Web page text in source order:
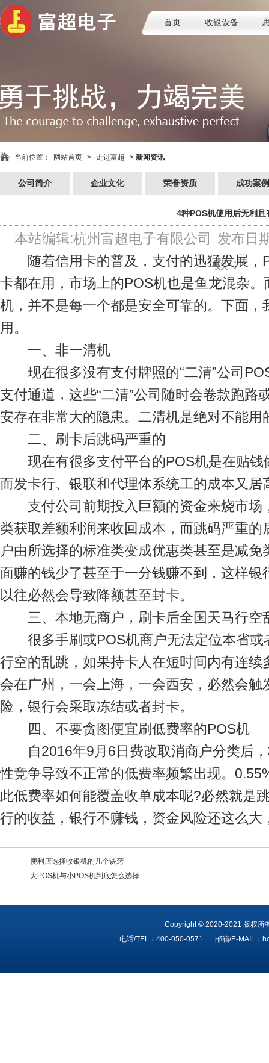
首页 收银设备
当前位置： 网站首页 > 走进富超 > 新闻资讯
公司简介 企业文化 荣誉资质 成功案例
4种POS机使用后无利且
本站编辑:杭州富超电子有限公司
发布日
数：
随着信用卡的普及，支付的迅猛发展，
卡都在用，市场上的POS机也是鱼龙混杂
机，并不是每一个都是安全可靠的。下面
用。
一、非一清机
现在很多没有支付牌照的“二清”公司
支付通道，这些“二清”公司随时会卷款跑路
安存在非常大的隐患。二清机是绝对不能用
二、刷卡后跳码严重的
现在有很多支付平台的POS机是在贴钱
而发卡行、银联和代理体系统工的成本又居
支付公司前期投入巨额的资金来烧市场
类获取差额利润来收回成本，而跳码严重
户由所选择的标准类变成优惠类甚至是减
面赚的钱少了甚至于一分钱赚不到，这样
以往必然会导致降额甚至封卡。
三、本地无商户，刷卡后全国天马行空
很多手刷或POS机商户无法定位本省或
行空的乱跳，如果持卡人在短时间内有连
会在广州，一会上海，一会西安，必然会
险，银行会采取冻结或者封卡。
四、不要贪图便宜刷低费率的POS机
自2016年9月6日费改取消商户分类后，
性竞争导致不正常的低费率频繁出现。
此低费率如何能覆盖收单成本呢?必然就是
行的收益，银行不赚钱，资金风险还这么大
便利店选择收银机的几个诀窍
大POS机与小POS机到底怎么选择
Copyright © 2020-2021 版权所
电话/TEL：400-050-0571
邮箱/E-MAIL：